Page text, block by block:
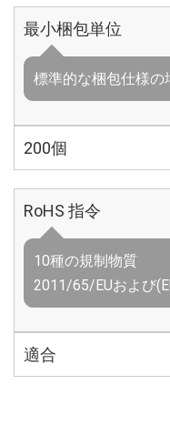
最小梱包単位
標準的な梱包仕様の
200個
RoHS 指令
10種の規制物質
2011/65/EUおよび
適合